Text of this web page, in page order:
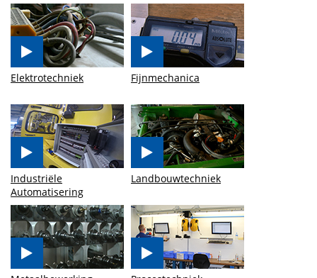
Elektrotechniek Fijnmechanica
Industriële
Automatisering
Landbouwtechniek